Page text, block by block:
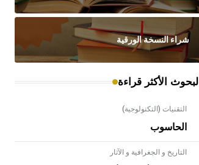
شراء النسخة الورقية
البحوث الأكثر قراءة
التقنيات (التكنولوجية)
الحاسوب
التاريخ و الجغرافية و الآثار